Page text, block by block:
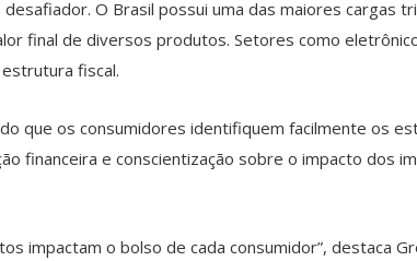
O Brasil possui uma das maiores cargas
final de diversos produtos. Setores como
fiscal.
que os consumidores identifiquem facilmente os
financeira e conscientização sobre o impacto dos
impactam o bolso de cada consumidor”, destaca